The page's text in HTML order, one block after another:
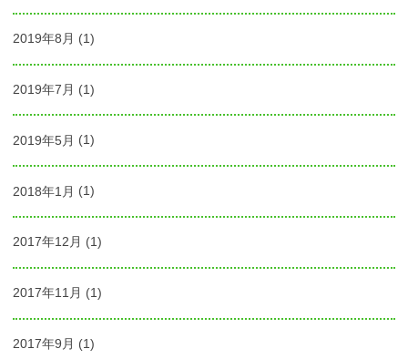
2019年8月 (1)
2019年7月 (1)
2019年5月 (1)
2018年1月 (1)
2017年12月 (1)
2017年11月 (1)
2017年9月 (1)